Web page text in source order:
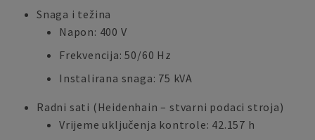
Snaga i težina
Napon: 400 V
Frekvencija: 50/60 Hz
Instalirana snaga: 75 kVA
Radni sati (Heidenhain – stvarni podaci stroja)
Vrijeme uključenja kontrole: 42.157 h